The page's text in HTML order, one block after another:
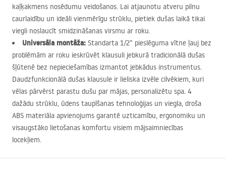
kaļķakmens nosēdumu veidošanos. Lai atjaunotu atveru pilnu
caurlaidību un ideāli vienmērīgu strūklu, pietiek dušas laikā tikai
viegli noslaucīt smidzināšanas virsmu ar roku.
Universāla montāža: Standarta 1/2” pieslēguma vītne ļauj bez
problēmām ar roku ieskrūvēt klausuli jebkurā tradicionālā dušas
šļūtenē bez nepieciešamības izmantot jebkādus instrumentus.
Daudzfunkcionālā dušas klausule ir lieliska izvēle cilvēkiem, kuri
vēlas pārvērst parastu dušu par mājas, personalizētu spa. 4
dažādu strūklu, ūdens taupīšanas tehnoloģijas un viegla, droša
ABS materiāla apvienojums garantē uzticamību, ergonomiku un
visaugstāko lietošanas komfortu visiem mājsaimniecības
locekļiem.